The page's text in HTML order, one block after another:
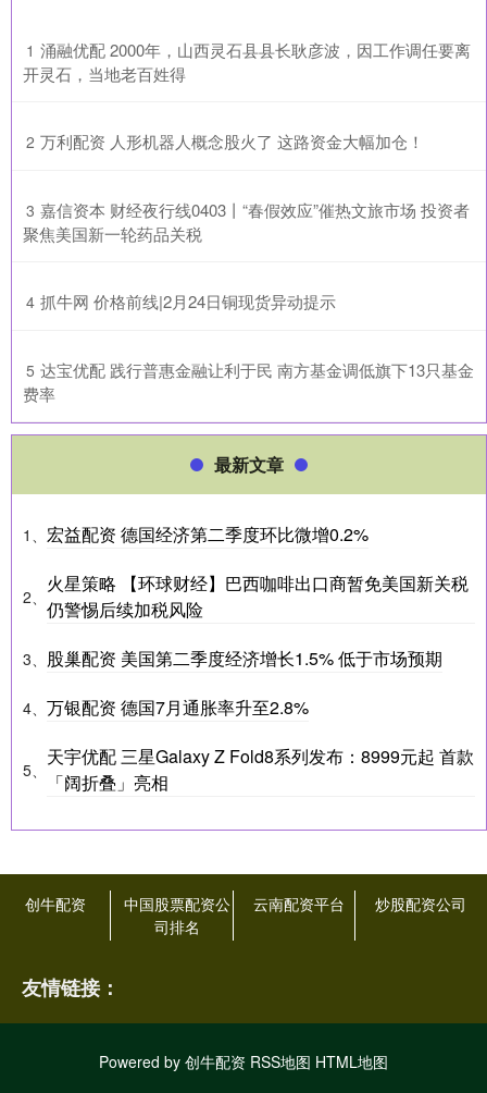
1 ​涌融优配 2000年，山西灵石县县长耿彦波，因工作调任要离
开灵石，当地老百姓得
2 ​万利配资 人形机器人概念股火了 这路资金大幅加仓！
3 ​嘉信资本 财经夜行线0403丨“春假效应”催热文旅市场 投资者
聚焦美国新一轮药品关税
4 ​抓牛网 价格前线|2月24日铜现货异动提示
5 ​达宝优配 践行普惠金融让利于民 南方基金调低旗下13只基金
费率
最新文章
1、 宏益配资 德国经济第二季度环比微增0.2%
2、
火星策略 【环球财经】巴西咖啡出口商暂免美国新关税
仍警惕后续加税风险
3、 股巢配资 美国第二季度经济增长1.5% 低于市场预期
4、 万银配资 德国7月通胀率升至2.8%
5、
天宇优配 三星Galaxy Z Fold8系列发布：8999元起 首款
「阔折叠」亮相
创牛配资
中国股票配资公
司排名
云南配资平台 炒股配资公司
友情链接：
Powered by 创牛配资 RSS地图 HTML地图